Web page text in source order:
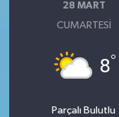
28 MART
CUMARTESI
8°
Parçalı Bulutlu